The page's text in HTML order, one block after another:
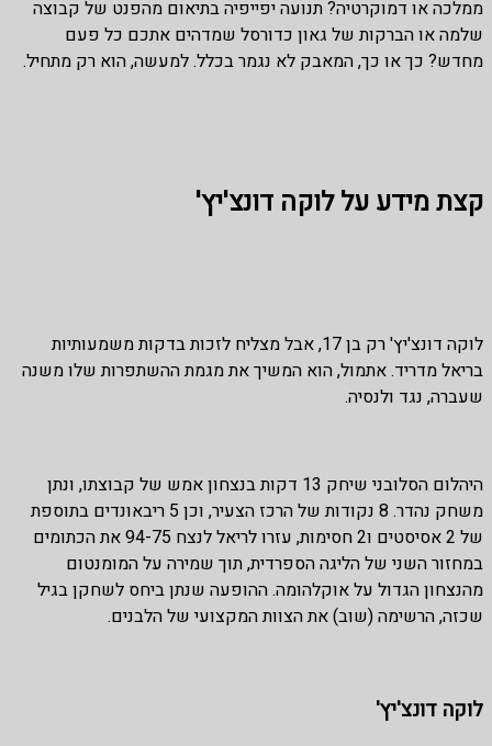
ממלכה או דמוקרטיה? תנועה יפייפיה בתיאום מהפנט של קבוצה
שלמה או הברקות של גאון כדורסל שמדהים אתכם כל פעם
מחדש? כך או כך, המאבק לא נגמר בכלל. למעשה, הוא רק מתחיל.
קצת מידע על לוקה דונצ'יץ'
לוקה דונצ'יץ' רק בן 17, אבל מצליח לזכות בדקות משמעותיות
בריאל מדריד. אתמול, הוא המשיך את מגמת ההשתפרות שלו משנה
שעברה, נגד ולנסיה.
היהלום הסלובני שיחק 13 דקות בנצחון אמש של קבוצתו, ונתן
משחק נהדר. 8 נקודות של הרכז הצעיר, וכן 5 ריבאונדים בתוספת
של 2 אסיסטים ו2 חסימות, עזרו לריאל לנצח 94-75 את הכתומים
במחזור השני של הליגה הספרדית, תוך שמירה על המומנטום
מהנצחון הגדול על אוקלהומה. ההופעה שנתן ביחס לשחקן בגיל
שכזה, הרשימה (שוב) את הצוות המקצועי של הלבנים.
לוקה דונצ'יץ'